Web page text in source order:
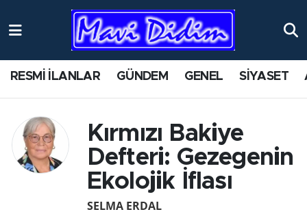
RESMİ İLANLAR GÜNDEM GENEL SİYASET
Kırmızı Bakiye
Defteri: Gezegenin
Ekolojik İflası
SELMA ERDAL
ANTİK YERLER
AYDIN
BİLİM VE TEKNOLOJİ
Nöbetçi Eczaneler
Namaz Vakitleri
Trafik Durumu
Süper Lig Puan Durumu ve Fikstür